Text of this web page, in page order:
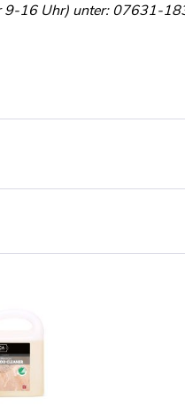
16 Uhr) unter: 07631-